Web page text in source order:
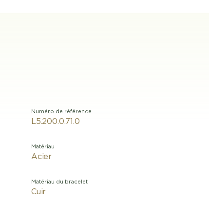
Numéro de référence
L5.200.0.71.0
Matériau
Acier
Matériau du bracelet
Cuir